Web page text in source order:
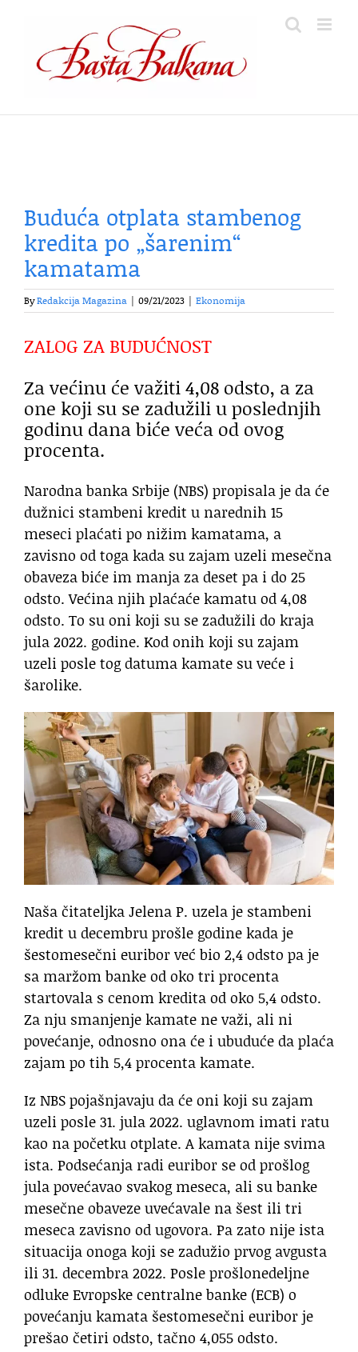
content
Buduća otplata stambenog
kredita po „šarenim“
kamatama
ByRedakcija Magazina 09/21/2023 Ekonomija
ZALOG ZA BUDUĆNOST
Za većinu će važiti 4,08 odsto, a za
one koji su se zadužili u poslednjih
godinu dana biće veća od ovog
procenta.
Narodna banka Srbije (NBS) propisala je da će
dužnici stambeni kredit u narednih 15
meseci plaćati po nižim kamatama, a
zavisno od toga kada su zajam uzeli mesečna
obaveza biće im manja za deset pa i do 25
odsto. Većina njih plaćaće kamatu od 4,08
odsto. To su oni koji su se zadužili do kraja
jula 2022. godine. Kod onih koji su zajam
uzeli posle tog datuma kamate su veće i
šarolike.
Naša čitateljka Jelena P. uzela je stambeni
kredit u decembru prošle godine kada je
šestomesečni euribor već bio 2,4 odsto pa je
sa maržom banke od oko tri procenta
startovala s cenom kredita od oko 5,4 odsto.
Za nju smanjenje kamate ne važi, ali ni
povećanje, odnosno ona će i ubuduće da plaća
zajam po tih 5,4 procenta kamate.
Iz NBS pojašnjavaju da će oni koji su zajam
uzeli posle 31. jula 2022. uglavnom imati ratu
kao na početku otplate. A kamata nije svima
ista. Podsećanja radi euribor se od prošlog
jula povećavao svakog meseca, ali su banke
mesečne obaveze uvećavale na šest ili tri
meseca zavisno od ugovora. Pa zato nije ista
situacija onoga koji se zadužio prvog avgusta
ili 31. decembra 2022. Posle prošlonedeljne
odluke Evropske centralne banke (ECB) o
povećanju kamata šestomesečni euribor je
prešao četiri odsto, tačno 4,055 odsto.